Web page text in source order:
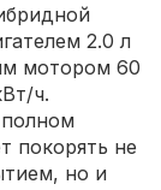
2.0 л
мотором 60
ч.
покорять не
но и